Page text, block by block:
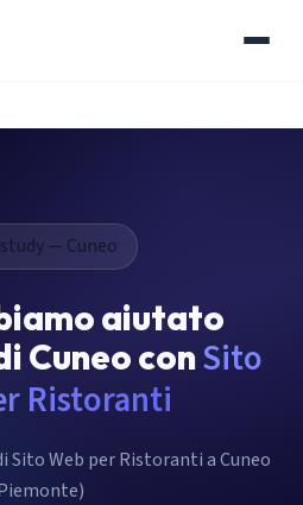
— Cuneo
aiutato
Cuneo conSito
Ristoranti
Web per Ristoranti a Cuneo